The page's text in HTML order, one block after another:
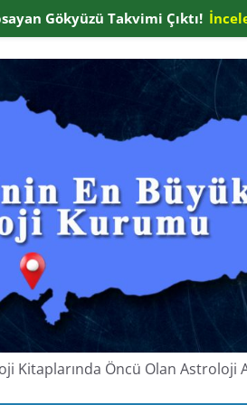
Kitaplarında Öncü Olan Astroloji
Gökyüzü Takvimi Çıktı!